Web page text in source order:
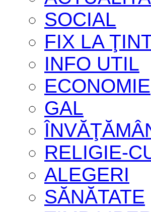
SOCIAL
FIX LA
INFO UTIL
ECONOMIE
GAL
RELIGIE-
ALEGERI
SĂNĂTATE